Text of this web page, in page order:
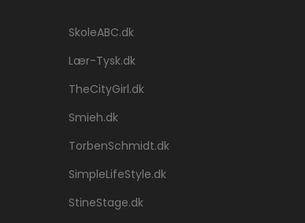
SkoleABC.dk
Lær-Tysk.dk
TheCityGirl.dk
Smieh.dk
TorbenSchmidt.dk
SimpleLifeStyle.dk
StineStage.dk